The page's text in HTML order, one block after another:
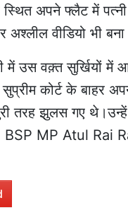
अपने फ्लैट में
अश्लील वीडियो भी
में उस वक़्त सुर्खियों
कोर्ट के बाहर
तरह झुलस गए थे।उन्हें
BSP MP Atul